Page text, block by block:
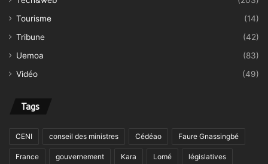
Tourisme
(14)
Tribune
(42)
Uemoa
(83)
Vidéo
(49)
Tags
CENI conseil des ministres Cédéao Faure Gnassingbé
France gouvernement Kara Lomé législatives